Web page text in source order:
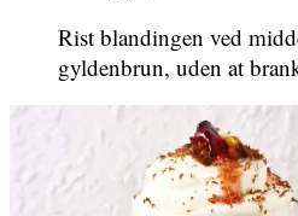
Rist blandingen ved
gyldenbrun, uden at